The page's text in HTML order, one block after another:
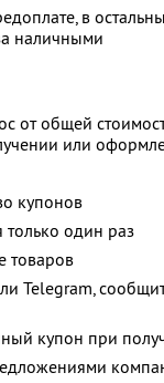
в
наличными
от общей
или
купонов
один раз
товаров
Telegram,
купон при